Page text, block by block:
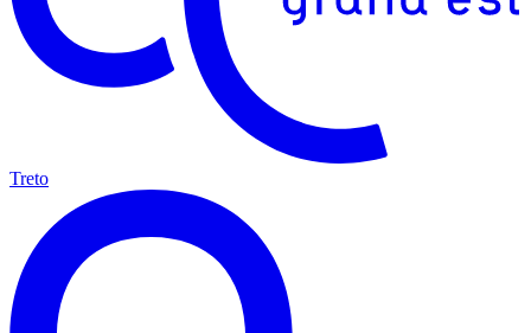
Treto